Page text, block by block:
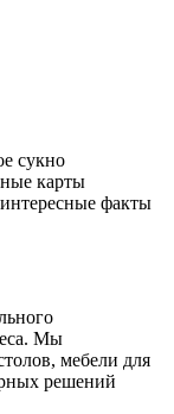
сукно
карты
факты
Мы
мебели для
решений